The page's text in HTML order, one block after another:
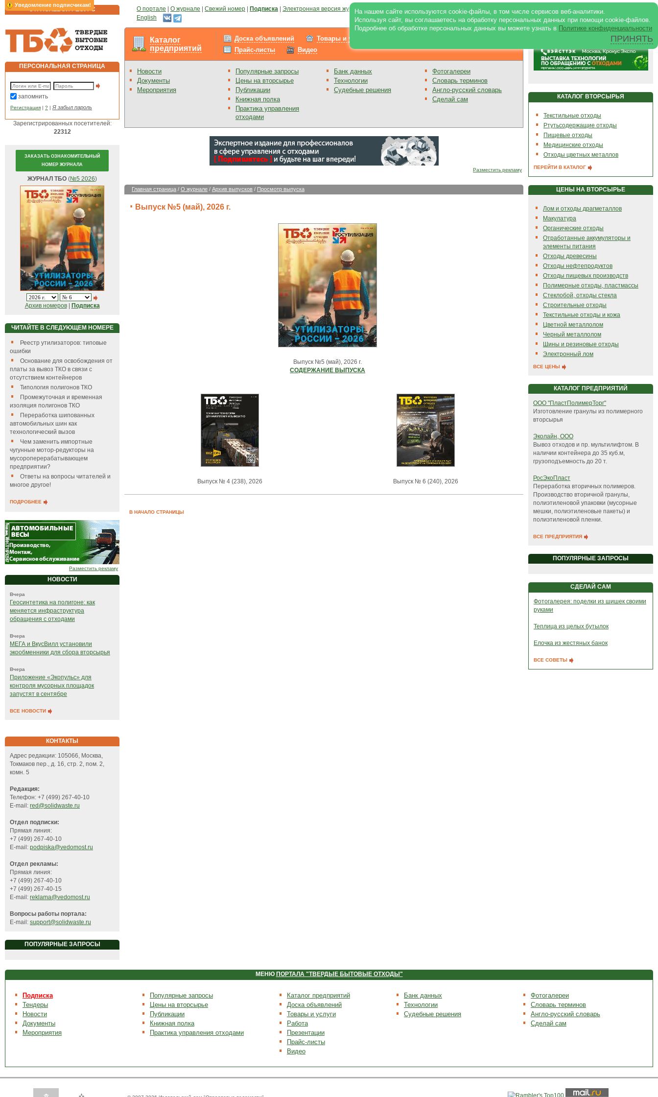
Уведомление подписчикам!
На нашем сайте используются cookie-файлы, в том числе сервисов веб-аналитики.
Используя сайт, вы соглашаетесь на обработку персональных данных при помощи cookie-файлов.
Подробнее об обработке персональных данных вы можете узнать в Политике конфиденциальности
ПРИНЯТЬ
ОТРАСЛЕВОЙ РЕСУРС О портале О журнале Свежий номер Подписка Электронная версия журнала |Отзывы|Реклама на портале|Реклама в журнале |
English
ПЕРСОНАЛЬНАЯ СТРАНИЦА
запомнить
Регистрация | ? | Я забыл пароль
Зарегистрированных посетителей:
22312
ЗАКАЗАТЬ ОЗНАКОМИТЕЛЬНЫЙ
НОМЕР ЖУРНАЛА
ЖУРНАЛ ТБО (№5 2026)
Архив номеров| Подписка
ЧИТАЙТЕ В СЛЕДУЮЩЕМ НОМЕРЕ
Реестр утилизаторов: типовые
ошибки
Основание для освобождения от
платы за вывоз ТКО в связи с
отсутствием контейнеров
Типология полигонов ТКО
Промежуточная и временная
изоляция полигонов ТКО
Переработка шипованных
автомобильных шин как
технологический вызов
Чем заменить импортные
чугунные мотор-редукторы на
мусороперерабатывающем
предприятии?
Ответы на вопросы читателей и
многое другое!
ПОДРОБНЕЕ
Разместить рекламу
НОВОСТИ
Вчера
Геосинтетика на полигоне: как
меняется инфраструктура
обращения с отходами
Вчера
МЕГА и ВкусВилл установили
экообменники для сбора вторсырья
Вчера
Приложение «Экопульс» для
контроля мусорных площадок
запустят в сентябре
ВСЕ НОВОСТИ
КОНТАКТЫ
Адрес редакции: 105066, Москва,
Токмаков пер., д. 16, стр. 2, пом. 2,
комн. 5
Редакция:
Телефон: +7 (499) 267-40-10
E-mail: red@solidwaste.ru
Отдел подписки:
Прямая линия:
+7 (499) 267-40-10
E-mail: podpiska@vedomost.ru
Отдел рекламы:
Прямая линия:
+7 (499) 267-40-10
+7 (499) 267-40-15
E-mail: reklama@vedomost.ru
Вопросы работы портала:
E-mail: support@solidwaste.ru
ПОПУЛЯРНЫЕ ЗАПРОСЫ
Каталог
предприятий
Доска объявлений Товары и услуги
Прайс-листы
Видео
Новости
Документы
Мероприятия
Популярные запросы
Цены на вторсырье
Публикации
Книжная полка
Практика управления
отходами
Банк данных
Технологии
Судебные решения
Фотогалереи
Словарь терминов
Англо-русский словарь
Сделай сам
Разместить рекламу
Главная страница / О журнале / Архив выпусков / Просмотр выпуска
Выпуск №5 (май), 2026 г.
Выпуск №5 (май), 2026 г.
СОДЕРЖАНИЕ ВЫПУСКА
Выпуск № 4 (238), 2026 Выпуск № 6 (240), 2026
В НАЧАЛО СТРАНИЦЫ
КАТАЛОГ ВТОРСЫРЬЯ
Текстильные отходы
Ртутьсодержащие отходы
Пищевые отходы
Медицинские отходы
Отходы цветных металлов
ПЕРЕЙТИ В КАТАЛОГ
ЦЕНЫ НА ВТОРСЫРЬЕ
Лом и отходы драгметаллов
Макулатура
Органические отходы
Отработанные аккумуляторы и
элементы питания
Отходы древесины
Отходы нефтепродуктов
Отходы пищевых производств
Полимерные отходы, пластмассы
Стеклобой, отходы стекла
Строительные отходы
Текстильные отходы и кожа
Цветной металлолом
Черный металлолом
Шины и резиновые отходы
Электронный лом
ВСЕ ЦЕНЫ
КАТАЛОГ ПРЕДПРИЯТИЙ
ООО "ПластПолимерТорг"
Изготовление гранулы из полимерного
вторсырья
Эколайн, ООО
Вывоз отходов и пр. мультилифтом. В
наличии контейнера до 35 куб.м,
грузоподъемность до 20 т.
РосЭкоПласт
Переработка вторичных полимеров.
Производство вторичной гранулы,
полиэтиленовой упаковки (мусорные
мешки, полиэтиленовые пакеты) и
полиэтиленовой пленки.
ВСЕ ПРЕДПРИЯТИЯ
ПОПУЛЯРНЫЕ ЗАПРОСЫ
СДЕЛАЙ САМ
Фотогалерея: поделки из шишек своими
руками
Теплица из целых бутылок
Елочка из жестяных банок
ВСЕ СОВЕТЫ
МЕНЮ ПОРТАЛА "ТВЕРДЫЕ БЫТОВЫЕ ОТХОДЫ"
Подписка
Тендеры
Новости
Документы
Мероприятия
Популярные запросы
Цены на вторсырье
Публикации
Книжная полка
Практика управления отходами
Каталог предприятий
Доска объявлений
Товары и услуги
Работа
Презентации
Прайс-листы
Видео
Банк данных
Технологии
Судебные решения
Фотогалереи
Словарь терминов
Англо-русский словарь
Сделай сам